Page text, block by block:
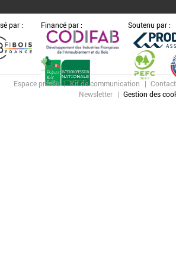
par : Financé par : Soutenu par :
Espace presse Kit de communication Contact
Newsletter
Gestion des